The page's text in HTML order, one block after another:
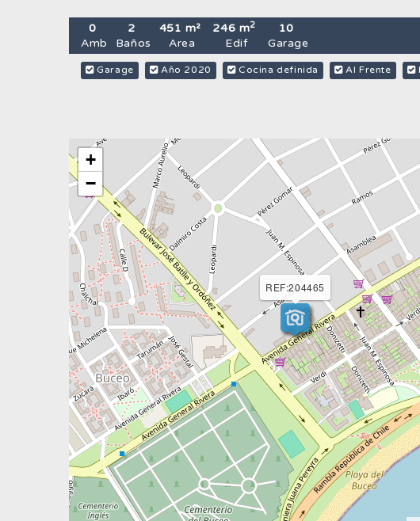
0
Amb
2
Baños
451 m²
Area
246 m2
Edif
10
Garage
Garage Año 2020 Cocina definida Al Frente
REF:204465
+
−